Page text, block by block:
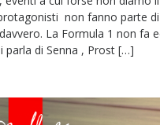
non fanno parte di
La Formula 1 non fa
parla di Senna , Prost […]